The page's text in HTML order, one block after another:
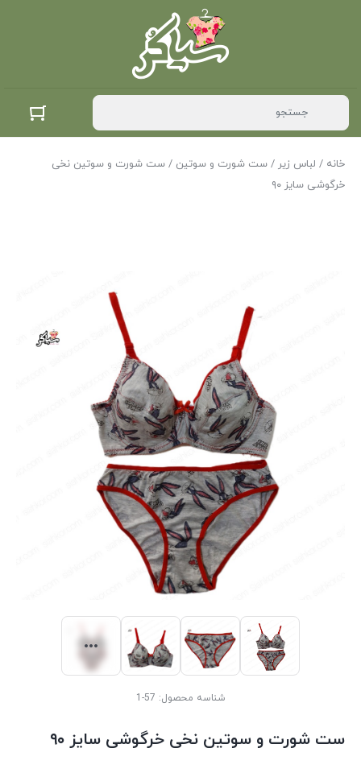
خانه / لباس زیر / ست شورت و سوتین / ست شورت و سوتین نخی
خرگوشی سایز ۹۰
شناسه محصول: 57-1
ست شورت و سوتین نخی خرگوشی سایز ۹۰